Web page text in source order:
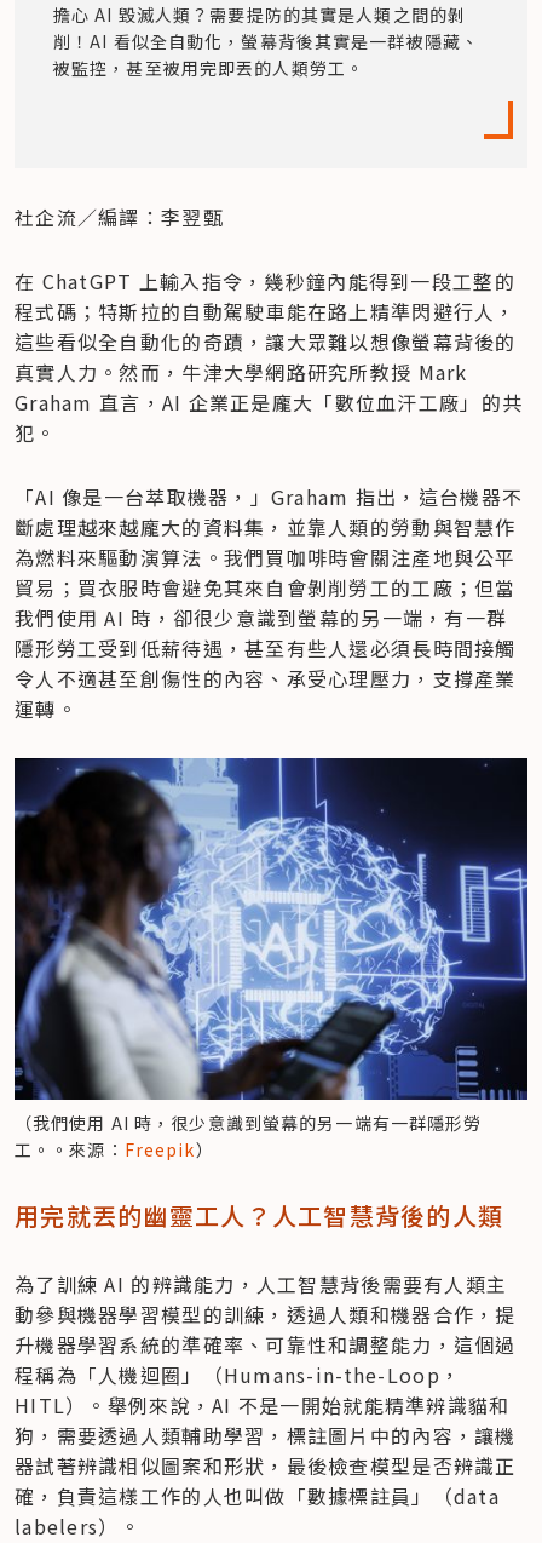
擔心 AI 毀滅人類？需要提防的其實是人類之間的剝
削！AI 看似全自動化，螢幕背後其實是一群被隱藏、
被監控，甚至被用完即丟的人類勞工。
社企流／編譯：李翌甄
在 ChatGPT 上輸入指令，幾秒鐘內能得到一段工整的
程式碼；特斯拉的自動駕駛車能在路上精準閃避行人，
這些看似全自動化的奇蹟，讓大眾難以想像螢幕背後的
真實人力。然而，牛津大學網路研究所教授 Mark
Graham 直言，AI 企業正是龐大「數位血汗工廠」的共
犯。
「AI 像是一台萃取機器，」Graham 指出，這台機器不
斷處理越來越龐大的資料集，並靠人類的勞動與智慧作
為燃料來驅動演算法。我們買咖啡時會關注產地與公平
貿易；買衣服時會避免其來自會剝削勞工的工廠；但當
我們使用 AI 時，卻很少意識到螢幕的另一端，有一群
隱形勞工受到低薪待遇，甚至有些人還必須長時間接觸
令人不適甚至創傷性的內容、承受心理壓力，支撐產業
運轉。
（我們使用 AI 時，很少意識到螢幕的另一端有一群隱形勞
工。。來源： Freepik）
用完就丟的幽靈工人？人工智慧背後的人類
為了訓練 AI 的辨識能力，人工智慧背後需要有人類主
動參與機器學習模型的訓練，透過人類和機器合作，提
升機器學習系統的準確率、可靠性和調整能力，這個過
程稱為「人機迴圈」（Humans-in-the-Loop，
HITL）。舉例來說，AI 不是一開始就能精準辨識貓和
狗，需要透過人類輔助學習，標註圖片中的內容，讓機
器試著辨識相似圖案和形狀，最後檢查模型是否辨識正
確，負責這樣工作的人也叫做「數據標註員」（data
labelers）。